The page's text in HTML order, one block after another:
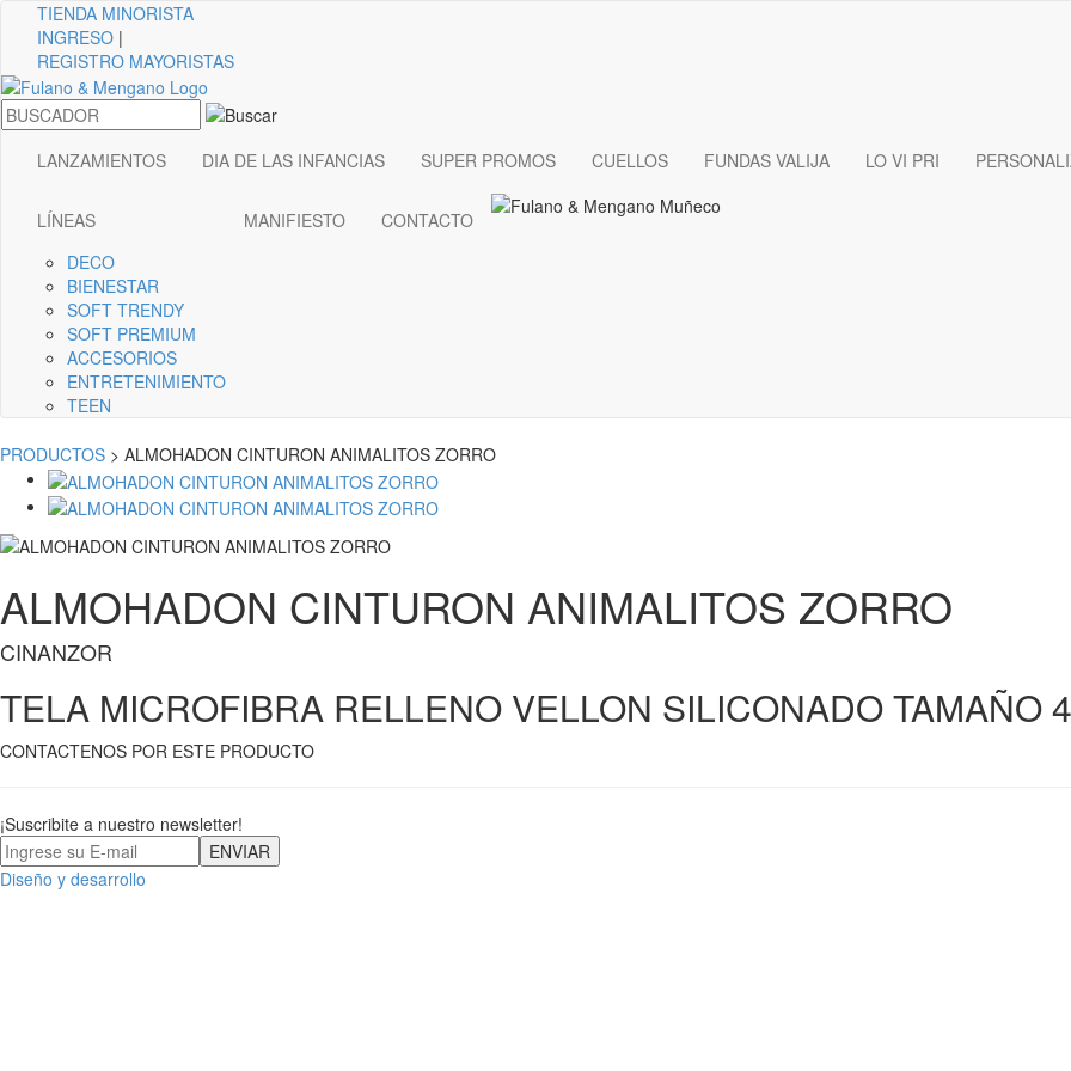
TIENDA MINORISTA
INGRESO |
REGISTRO MAYORISTAS
LANZAMIENTOS DIA DE LAS INFANCIAS SUPER PROMOS CUELLOS FUNDAS VALIJA LO VI PRI
LÍNEAS
DECO
BIENESTAR
SOFT TRENDY
SOFT PREMIUM
ACCESORIOS
ENTRETENIMIENTO
TEEN
MANIFIESTO CONTACTO
PRODUCTOS > ALMOHADON CINTURON ANIMALITOS ZORRO
ALMOHADON CINTURON ANIMALITOS ZORRO
CINANZOR
TELA MICROFIBRA RELLENO VELLON SILICONADO TAMAÑO
CONTACTENOS POR ESTE PRODUCTO
¡Suscribite a nuestro newsletter!
Diseño y desarrollo